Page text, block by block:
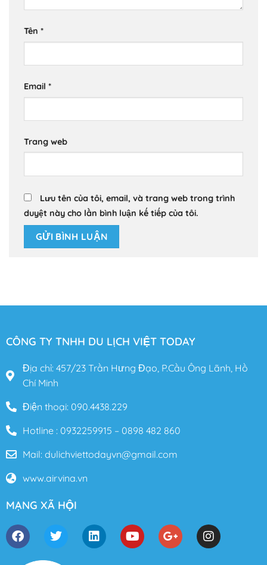
Tên *
Email *
Trang web
Lưu tên của tôi, email, và trang web trong trình
duyệt này cho lần bình luận kế tiếp của tôi.
CÔNG TY TNHH DU LỊCH VIỆT TODAY
Địa chỉ: 457/23 Trần Hưng Đạo, P.Cầu Ông Lãnh, Hồ
Chí Minh
Điện thoại: 090.4438.229
Hotline : 0932259915 – 0898 482 860
Mail: dulichviettodayvn@gmail.com
www.airvina.vn
MẠNG XÃ HỘI